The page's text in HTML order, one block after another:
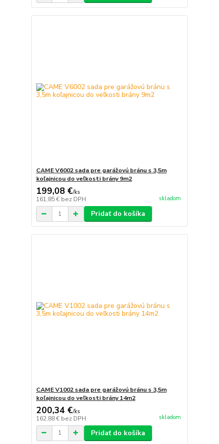
CAME V6002 sada pre garážovú bránu s 3,5m
koľajnicou do veľkosti brány 9m2
199,08 €/ks
161,85 € bez DPH skladom
Pridať do košíka
CAME V1002 sada pre garážovú bránu s 3,5m
koľajnicou do veľkosti brány 14m2
200,34 €/ks
162,88 € bez DPH skladom
Pridať do košíka